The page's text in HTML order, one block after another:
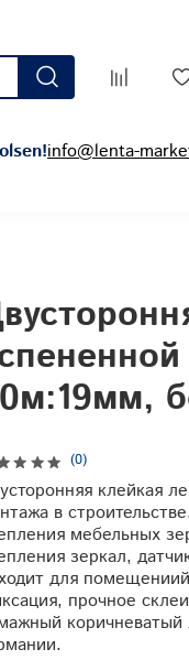
info@lenta-
(0)
клейкая
в
мебельных
зеркал,
для
прочное